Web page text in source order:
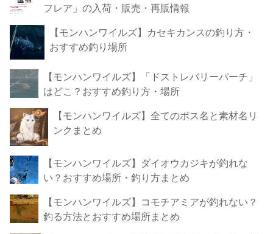
フレア」の入荷・販売・再販情報
【モンハンワイルズ】カセキカンスの釣り方・
おすすめ釣り場所
【モンハンワイルズ】「ドストレバリーパーチ」
はどこ？おすすめ釣り方・場所
【モンハンワイルズ】全てのボス名と素材名リ
ンクまとめ
【モンハンワイルズ】ダイオウカジキが釣れな
い？おすすめ場所・釣り方まとめ
【モンハンワイルズ】コモチアミアが釣れない？
釣る方法とおすすめ場所まとめ